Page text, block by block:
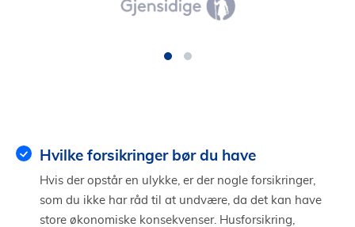
Hvilke forsikringer bør du have
Hvis der opstår en ulykke, er der nogle forsikringer,
som du ikke har råd til at undvære, da det kan have
store økonomiske konsekvenser. Husforsikring,